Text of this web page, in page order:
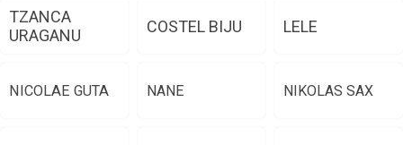
TZANCA
URAGANU
COSTEL BIJU LELE
NICOLAE GUTA NANE NIKOLAS SAX